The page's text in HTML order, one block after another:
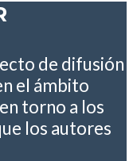
de difusión
el ámbito
torno a los
los autores